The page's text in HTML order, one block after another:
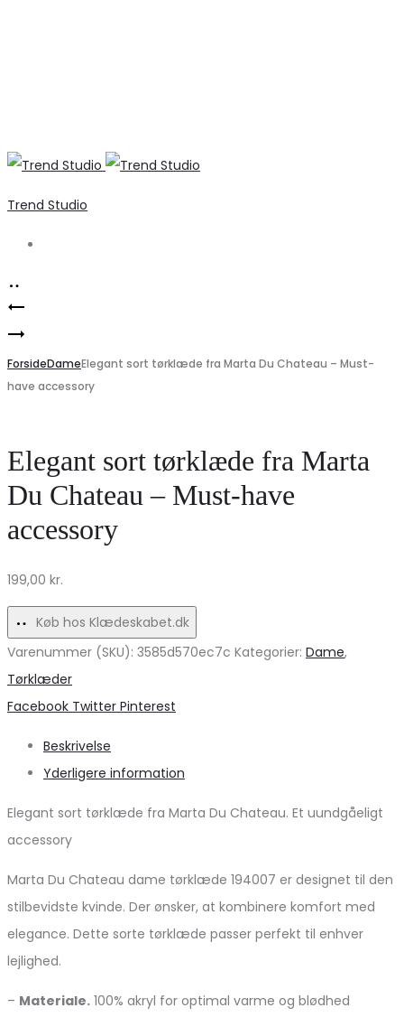
Trend Studio
Product
navigation
støvler
68213
Brown
Elegant
vinrød
Yvonne
støvle
med
spænde
–
stil!
ForsideDameElegant sort tørklæde fra Marta Du Chateau – Must-
have accessory
Elegant sort tørklæde fra Marta
Du Chateau – Must-have
accessory
199,00 kr.
Køb hos Klædeskabet.dk
Varenummer (SKU): 3585d570ec7c Kategorier: Dame,
Tørklæder
Share
Facebook Twitter Pinterest
Beskrivelse
Yderligere information
Elegant sort tørklæde fra Marta Du Chateau. Et uundgåeligt
accessory
Marta Du Chateau dame tørklæde 194007 er designet til den
stilbevidste kvinde. Der ønsker, at kombinere komfort med
elegance. Dette sorte tørklæde passer perfekt til enhver
lejlighed.
– Materiale. 100% akryl for optimal varme og blødhed